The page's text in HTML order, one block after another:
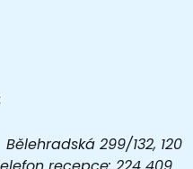
299/132, 120